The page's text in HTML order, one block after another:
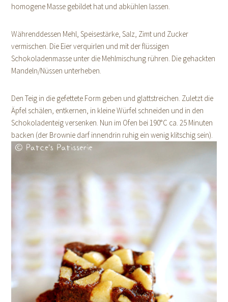
homogene Masse gebildet hat und abkühlen lassen.
Währenddessen Mehl, Speisestärke, Salz, Zimt und Zucker
vermischen. Die Eier verquirlen und mit der flüssigen
Schokoladenmasse unter die Mehlmischung rühren. Die gehackten
Mandeln/Nüssen unterheben.
Den Teig in die gefettete Form geben und glattstreichen. Zuletzt die
Äpfel schälen, entkernen, in kleine Würfel schneiden und in den
Schokoladenteig versenken. Nun im Ofen bei 190°C ca. 25 Minuten
backen (der Brownie darf innendrin ruhig ein wenig klitschig sein).